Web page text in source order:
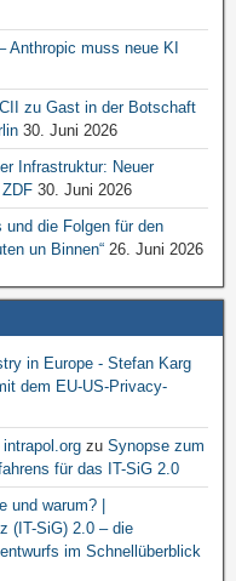
Anthropic muss neue KI
zu Gast in der Botschaft
30. Juni 2026
Infrastruktur: Neuer
30. Juni 2026
und die Folgen für den
un Binnen“ 26. Juni 2026
in Europe - Stefan Karg
dem EU-US-Privacy-
zu Synopse zum
für das IT-SiG 2.0
warum? |
(IT-SiG) 2.0 – die
im Schnellüberblick